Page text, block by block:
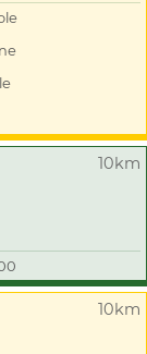
10km
10km